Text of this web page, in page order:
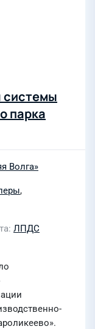
системы
парка
Волга»
,
ЛПДС